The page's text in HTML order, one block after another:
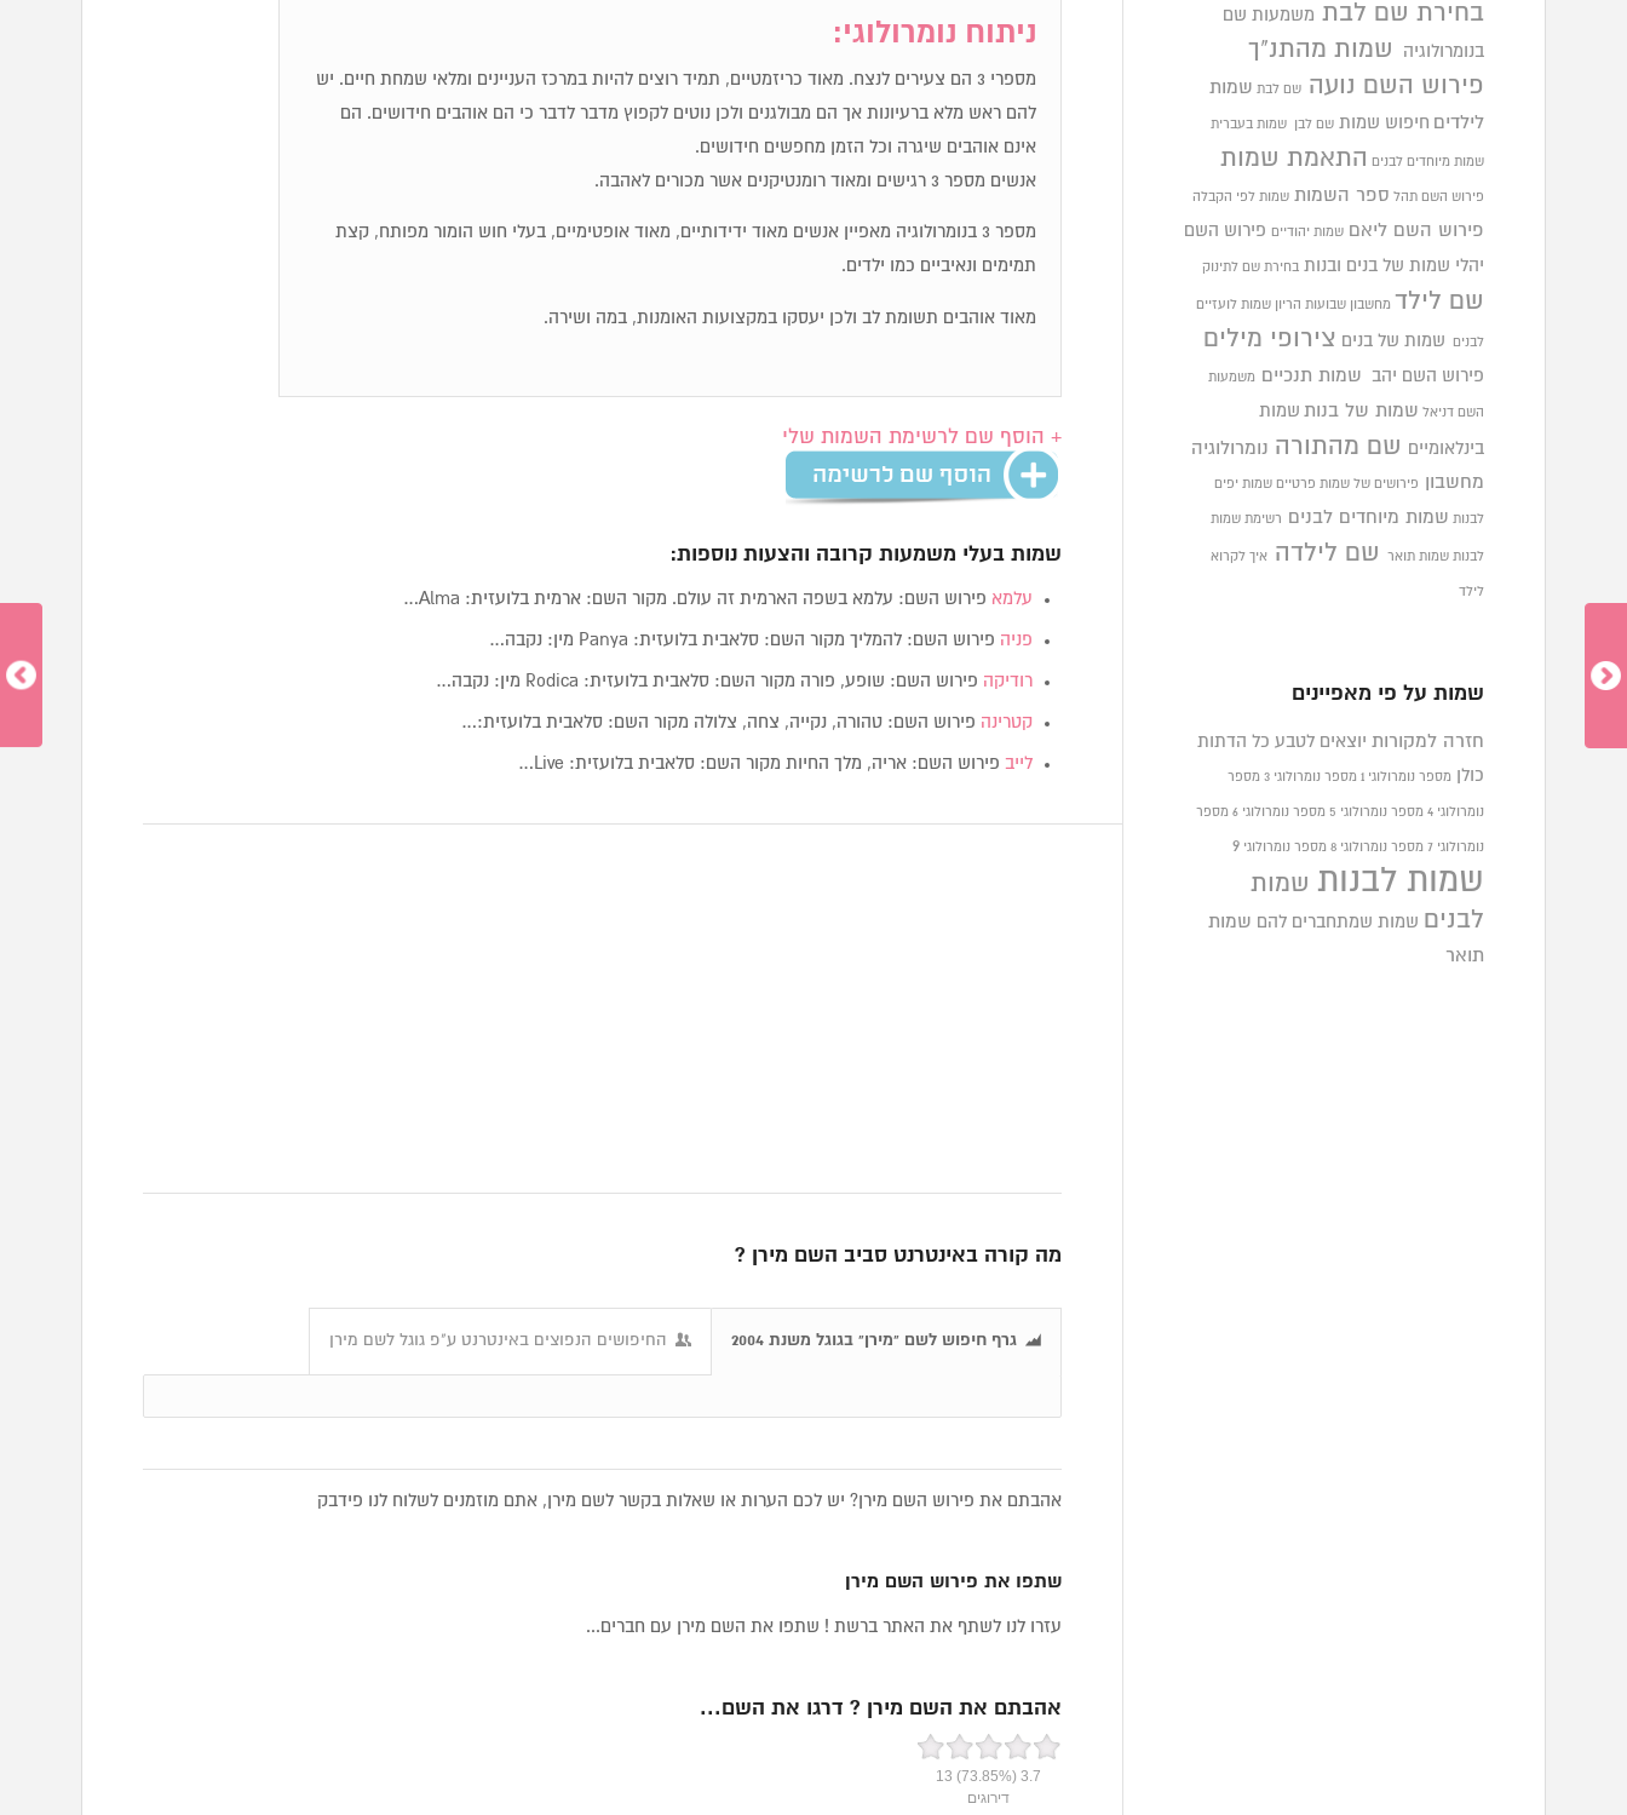
ניתוח נומרולוגי:
מספרי 3 הם צעירים לנצח. מאוד כריזמטיים, תמיד רוצים להיות במרכז העניינים ומלאי שמחת חיים. יש
להם ראש מלא ברעיונות אך הם מבולגנים ולכן נוטים לקפוץ מדבר לדבר כי הם אוהבים חידושים. הם
אינם אוהבים שיגרה וכל הזמן מחפשים חידושים.
אנשים מספר 3 רגישים ומאוד רומנטיקנים אשר מכורים לאהבה.
מספר 3 בנומרולוגיה מאפיין אנשים מאוד ידידותיים, מאוד אופטימיים, בעלי חוש הומור מפותח, קצת
תמימים ונאיביים כמו ילדים.
מאוד אוהבים תשומת לב ולכן יעסקו במקצועות האומנות, במה ושירה.
+ הוסף שם לרשימת השמות שלי
שמות בעלי משמעות קרובה והצעות נוספות:
עלמא פירוש השם: עלמא בשפה הארמית זה עולם. מקור השם: ארמית בלועזית: Alma…
פניה פירוש השם: להמליך מקור השם: סלאבית בלועזית: Panya מין: נקבה…
רודיקה פירוש השם: שופע, פורה מקור השם: סלאבית בלועזית: Rodica מין: נקבה…
קטרינה פירוש השם: טהורה, נקייה, צחה, צלולה מקור השם: סלאבית בלועזית:…
לייב פירוש השם: אריה, מלך החיות מקור השם: סלאבית בלועזית: Live…
מה קורה באינטרנט סביב השם מירן ?
גרף חיפוש לשם "מירן" בגוגל משנת 2004 החיפושים הנפוצים באינטרנט ע"פ גוגל לשם מירן
אהבתם את פירוש השם מירן? יש לכם הערות או שאלות בקשר לשם מירן, אתם מוזמנים לשלוח לנו פידבק
שתפו את פירוש השם מירן
עזרו לנו לשתף את האתר ברשת ! שתפו את השם מירן עם חברים...
אהבתם את השם מירן ? דרגו את השם...
3.7
(73.85%)
13
דירוגים
בחירת שם לבת משמעות שם
בנומרולוגיה
שמות מהתנ"ך
פירוש השם נועה
שם לבת שמות
לילדים חיפוש שמות שם לבן שמות בעברית
שמות מיוחדים לבנים התאמת שמות
פירוש השם תהל ספר השמות שמות לפי הקבלה
פירוש השם ליאם שמות יהודיים פירוש השם
יהלי שמות של בנים ובנות בחירת שם לתינוק
שם לילד מחשבון שבועות הריון שמות לועזיים
לבנים שמות של בנים צירופי מילים
פירוש השם יהב שמות תנכיים משמעות
השם דניאל שמות של בנות שמות
בינלאומיים שם מהתורה נומרולוגיה
מחשבון פירושים של שמות פרטיים שמות יפים
לבנות שמות מיוחדים לבנים רשימת שמות
לבנות שמות תואר שם לילדה איך לקרוא
לילד
שמות על פי מאפיינים
חזרה למקורות יוצאים לטבע כל הדתות
כולן מספר נומרולוגי 1 מספר נומרולוגי 3 מספר
נומרולוגי 4 מספר נומרולוגי 5 מספר נומרולוגי 6 מספר
נומרולוגי 7 מספר נומרולוגי 8 מספר נומרולוגי9
שמות לבנות שמות
לבנים
שמות שמתחברים להם שמות
תואר